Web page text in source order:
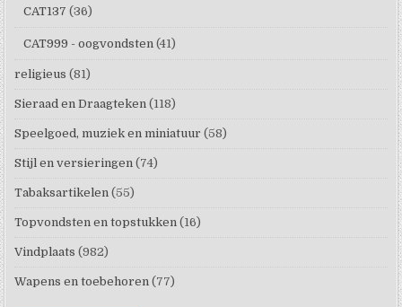
CAT137 (36)
CAT999 - oogvondsten (41)
religieus (81)
Sieraad en Draagteken (118)
Speelgoed, muziek en miniatuur (58)
Stijl en versieringen (74)
Tabaksartikelen (55)
Topvondsten en topstukken (16)
Vindplaats (982)
Wapens en toebehoren (77)